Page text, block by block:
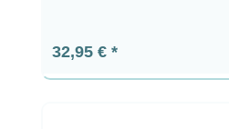
Prezzo normale:
32,95 €